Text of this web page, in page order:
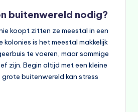
buitenwereld nodig?
koopt zitten ze meestal in een
kolonies is het meestal makkelijk
te voeren, maar sommige
zijn. Begin altijd met een kleine
buitenwereld kan stress